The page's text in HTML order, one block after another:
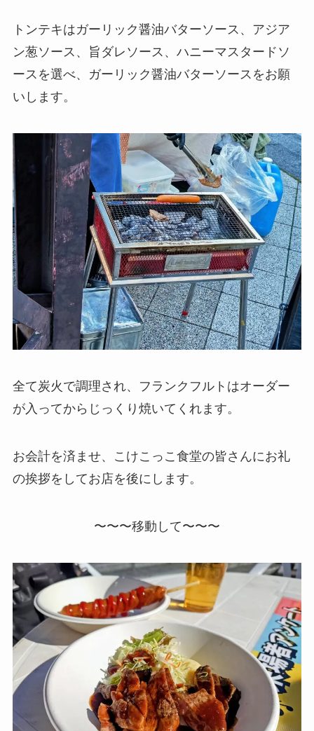
トンテキはガーリック醤油バターソース、アジア
ン葱ソース、旨ダレソース、ハニーマスタードソ
ースを選べ、ガーリック醤油バターソースをお願
いします。
全て炭火で調理され、フランクフルトはオーダー
が入ってからじっくり焼いてくれます。
お会計を済ませ、こけこっこ食堂の皆さんにお礼
の挨拶をしてお店を後にします。
〜〜〜移動して〜〜〜